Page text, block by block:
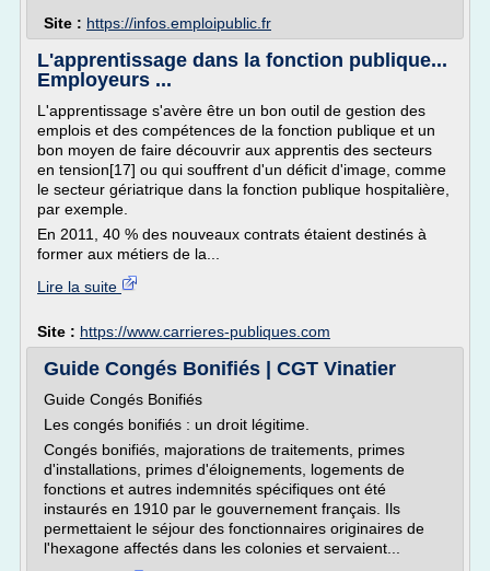
Site : https://infos.emploipublic.fr
L'apprentissage dans la fonction publique...
Employeurs ...
L'apprentissage s'avère être un bon outil de gestion des
emplois et des compétences de la fonction publique et un
bon moyen de faire découvrir aux apprentis des secteurs
en tension[17] ou qui souffrent d'un déficit d'image, comme
le secteur gériatrique dans la fonction publique hospitalière,
par exemple.
En 2011, 40 % des nouveaux contrats étaient destinés à
former aux métiers de la...
Lire la suite
Site : https://www.carrieres-publiques.com
Guide Congés Bonifiés | CGT Vinatier
Guide Congés Bonifiés
Les congés bonifiés : un droit légitime.
Congés bonifiés, majorations de traitements, primes
d'installations, primes d'éloignements, logements de
fonctions et autres indemnités spécifiques ont été
instaurés en 1910 par le gouvernement français. Ils
permettaient le séjour des fonctionnaires originaires de
l'hexagone affectés dans les colonies et servaient...